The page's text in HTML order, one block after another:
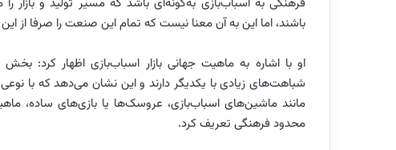
فرهنگی به اسباب‌بازی به‌گونه‌ای باشد که مسیر تولید و
باشند، اما این به آن معنا نیست که تمام این صنعت را صرفا از
او با اشاره به ماهیت جهانی بازار اسباب‌بازی اظهار کرد:
شباهت‌های زیادی با یکدیگر دارند و این نشان می‌دهد که با
مانند ماشین‌های اسباب‌بازی، عروسک‌ها یا بازی‌های ساده،
محدود فرهنگی تعریف کرد.